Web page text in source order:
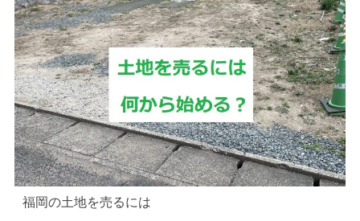
福岡の土地を売るには